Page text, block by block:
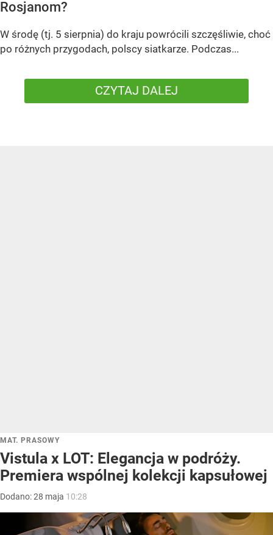
Rosjanom?
W środę (tj. 5 sierpnia) do kraju powrócili szczęśliwie, choć
po różnych przygodach, polscy siatkarze. Podczas...
CZYTAJ DALEJ
MAT. PRASOWY
Vistula x LOT: Elegancja w podróży.
Premiera wspólnej kolekcji kapsułowej
Dodano:28 maja 10:28